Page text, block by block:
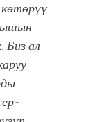
Биз ал